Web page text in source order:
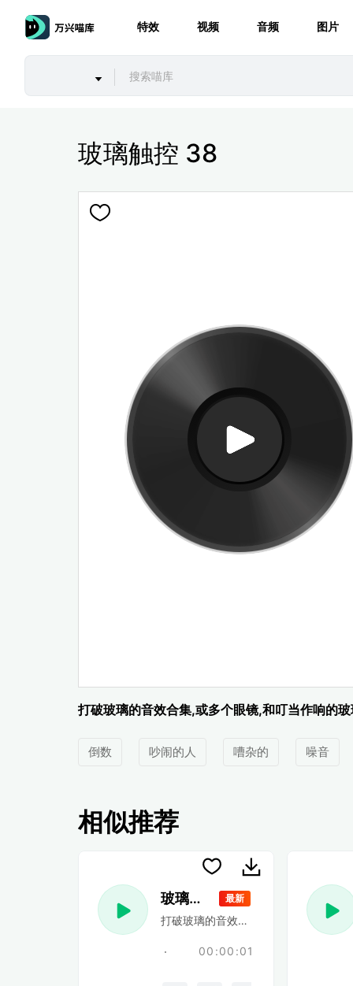
特效 视频 音频 图片
玻璃触控 38
打破玻璃的音效合集,或多个眼镜,和叮当作响的
倒数 吵闹的人 嘈杂的 噪音
相似推荐
玻璃触控 39
最新
打破玻璃的音效合集,或多个眼镜,和叮
00:00:01